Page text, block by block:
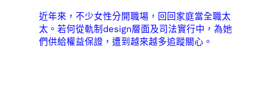
近年來，不少女性分開職場，回回家庭當全職太
太。若何從軌制design層面及司法實行中，為她
們供給權益保證，遭到越來越多追蹤關心。